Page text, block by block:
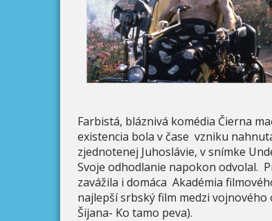
Farbistá, bláznivá komédia Čierna
existencia bola v čase vzniku
zjednotenej Juhoslávie, v snímke
Svoje odhodlanie napokon odvolal.
zavážila i domáca Akadémia
najlepší srbský film medzi
Šijana- Ko tamo peva).